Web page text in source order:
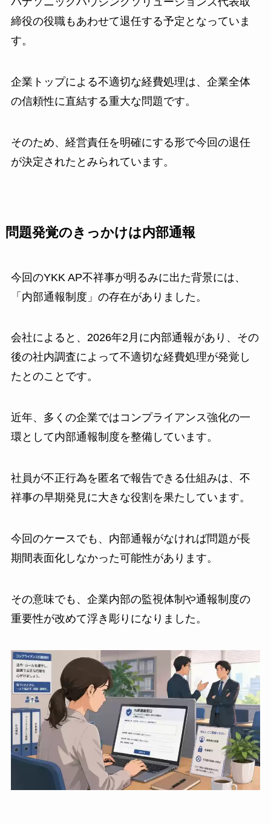
締役の役職もあわせて退任する予定となっていま
す。
企業トップによる不適切な経費処理は、企業全体
の信頼性に直結する重大な問題です。
そのため、経営責任を明確にする形で今回の退任
が決定されたとみられています。
問題発覚のきっかけは内部通報
今回のYKK AP不祥事が明るみに出た背景には、
「内部通報制度」の存在がありました。
会社によると、2026年2月に内部通報があり、その
後の社内調査によって不適切な経費処理が発覚し
たとのことです。
近年、多くの企業ではコンプライアンス強化の一
環として内部通報制度を整備しています。
社員が不正行為を匿名で報告できる仕組みは、不
祥事の早期発見に大きな役割を果たしています。
今回のケースでも、内部通報がなければ問題が長
期間表面化しなかった可能性があります。
その意味でも、企業内部の監視体制や通報制度の
重要性が改めて浮き彫りになりました。